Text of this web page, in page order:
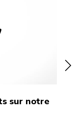
sur notre